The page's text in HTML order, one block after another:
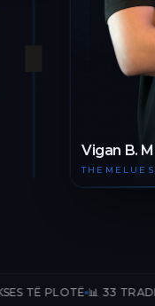
Vigan B.
THEMELUES
📊 33 TRADE-E TË